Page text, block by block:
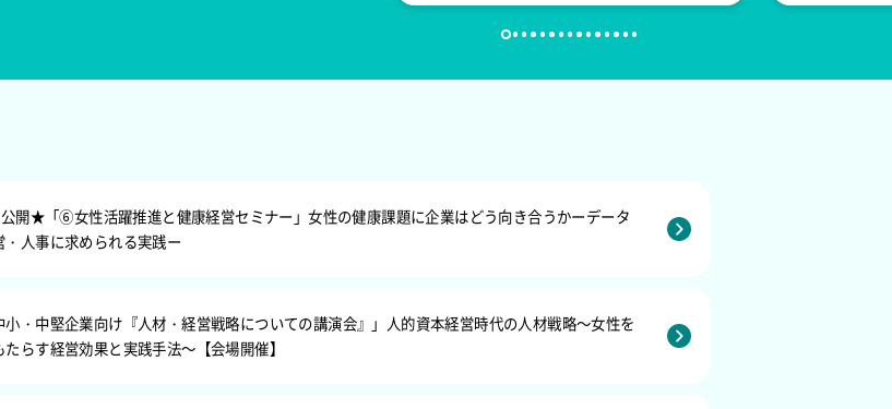
開★「⑥女性活躍推進と健康経営セミナー」女性の健康課題に企業はどう向き合うかーデータ
人事に求められる実践ー
中堅企業向け『人材・経営戦略についての講演会』」人的資本経営時代の人材戦略～女性を
らす経営効果と実践手法～【会場開催】